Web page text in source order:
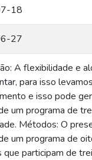
18
27
A flexibilidade e
para isso
e isso pode
um programa de
Métodos: O
um programa de
que participam de